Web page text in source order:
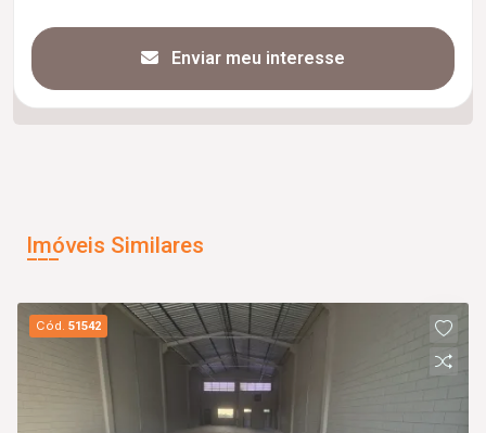
Enviar meu interesse
Imóveis Similares
Cód.51542